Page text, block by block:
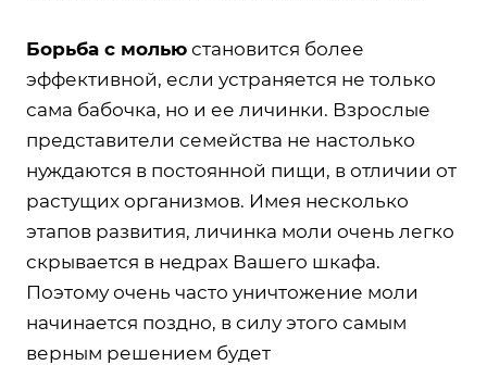
Борьба с молью становится более
эффективной, если устраняется не только
сама бабочка, но и ее личинки. Взрослые
представители семейства не настолько
нуждаются в постоянной пищи, в отличии от
растущих организмов. Имея несколько
этапов развития, личинка моли очень легко
скрывается в недрах Вашего шкафа.
Поэтому очень часто уничтожение моли
начинается поздно, в силу этого самым
верным решением будет